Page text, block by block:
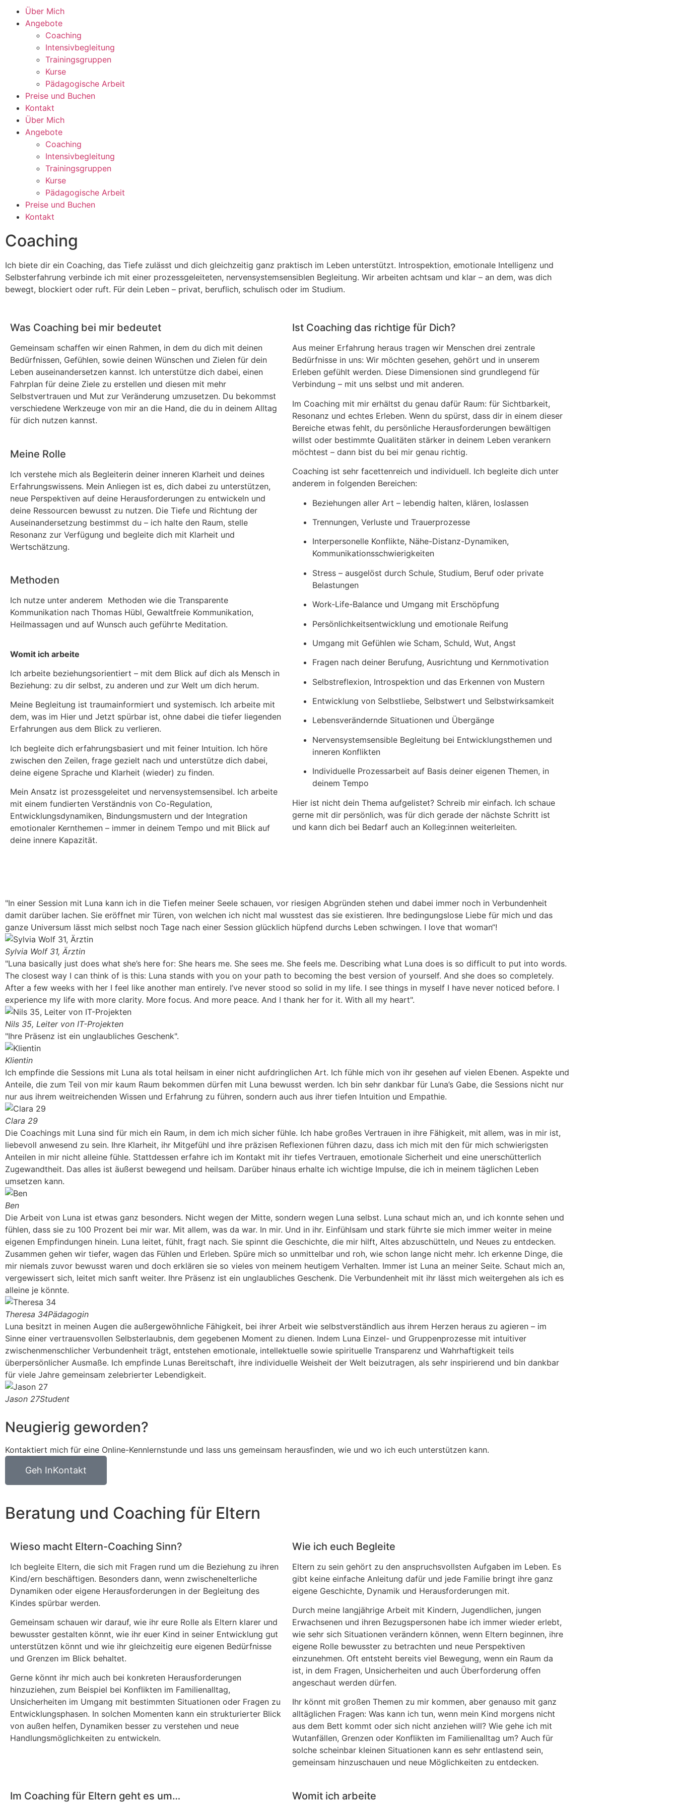
Über Mich
Angebote
Coaching
Intensivbegleitung
Trainingsgruppen
Kurse
Pädagogische Arbeit
Preise und Buchen
Kontakt
Über Mich
Angebote
Coaching
Intensivbegleitung
Trainingsgruppen
Kurse
Pädagogische Arbeit
Preise und Buchen
Kontakt
Coaching
Ich biete dir ein Coaching, das Tiefe zulässt und dich gleichzeitig ganz praktisch im Leben unterstützt. Introspektion, emotionale Intelligenz und
Selbsterfahrung verbinde ich mit einer prozessgeleiteten, nervensystemsensiblen Begleitung. Wir arbeiten achtsam und klar – an dem, was dich
bewegt, blockiert oder ruft. Für dein Leben – privat, beruflich, schulisch oder im Studium.
Was Coaching bei mir bedeutet
Gemeinsam schaffen wir einen Rahmen, in dem du dich mit deinen
Bedürfnissen, Gefühlen, sowie deinen Wünschen und Zielen für dein
Leben auseinandersetzen kannst. Ich unterstütze dich dabei, einen
Fahrplan für deine Ziele zu erstellen und diesen mit mehr
Selbstvertrauen und Mut zur Veränderung umzusetzen. Du bekommst
verschiedene Werkzeuge von mir an die Hand, die du in deinem Alltag
für dich nutzen kannst.
Meine Rolle
Ich verstehe mich als Begleiterin deiner inneren Klarheit und deines
Erfahrungswissens. Mein Anliegen ist es, dich dabei zu unterstützen,
neue Perspektiven auf deine Herausforderungen zu entwickeln und
deine Ressourcen bewusst zu nutzen. Die Tiefe und Richtung der
Auseinandersetzung bestimmst du – ich halte den Raum, stelle
Resonanz zur Verfügung und begleite dich mit Klarheit und
Wertschätzung.
Methoden
Ich nutze unter anderem Methoden wie die Transparente
Kommunikation nach Thomas Hübl, Gewaltfreie Kommunikation,
Heilmassagen und auf Wunsch auch geführte Meditation.
Womit ich arbeite
Ich arbeite beziehungsorientiert – mit dem Blick auf dich als Mensch in
Beziehung: zu dir selbst, zu anderen und zur Welt um dich herum.
Meine Begleitung ist traumainformiert und systemisch. Ich arbeite mit
dem, was im Hier und Jetzt spürbar ist, ohne dabei die tiefer liegenden
Erfahrungen aus dem Blick zu verlieren.
Ich begleite dich erfahrungsbasiert und mit feiner Intuition. Ich höre
zwischen den Zeilen, frage gezielt nach und unterstütze dich dabei,
deine eigene Sprache und Klarheit (wieder) zu finden.
Mein Ansatz ist prozessgeleitet und nervensystemsensibel. Ich arbeite
mit einem fundierten Verständnis von Co-Regulation,
Entwicklungsdynamiken, Bindungsmustern und der Integration
emotionaler Kernthemen – immer in deinem Tempo und mit Blick auf
deine innere Kapazität.
Ist Coaching das richtige für Dich?
Aus meiner Erfahrung heraus tragen wir Menschen drei zentrale
Bedürfnisse in uns: Wir möchten gesehen, gehört und in unserem
Erleben gefühlt werden. Diese Dimensionen sind grundlegend für
Verbindung – mit uns selbst und mit anderen.
Im Coaching mit mir erhältst du genau dafür Raum: für Sichtbarkeit,
Resonanz und echtes Erleben. Wenn du spürst, dass dir in einem dieser
Bereiche etwas fehlt, du persönliche Herausforderungen bewältigen
willst oder bestimmte Qualitäten stärker in deinem Leben verankern
möchtest – dann bist du bei mir genau richtig.
Coaching ist sehr facettenreich und individuell. Ich begleite dich unter
anderem in folgenden Bereichen:
Beziehungen aller Art – lebendig halten, klären, loslassen
Trennungen, Verluste und Trauerprozesse
Interpersonelle Konflikte, Nähe-Distanz-Dynamiken,
Kommunikationsschwierigkeiten
Stress – ausgelöst durch Schule, Studium, Beruf oder private
Belastungen
Work-Life-Balance und Umgang mit Erschöpfung
Persönlichkeitsentwicklung und emotionale Reifung
Umgang mit Gefühlen wie Scham, Schuld, Wut, Angst
Fragen nach deiner Berufung, Ausrichtung und Kernmotivation
Selbstreflexion, Introspektion und das Erkennen von Mustern
Entwicklung von Selbstliebe, Selbstwert und Selbstwirksamkeit
Lebensverändernde Situationen und Übergänge
Nervensystemsensible Begleitung bei Entwicklungsthemen und
inneren Konflikten
Individuelle Prozessarbeit auf Basis deiner eigenen Themen, in
deinem Tempo
Hier ist nicht dein Thema aufgelistet? Schreib mir einfach. Ich schaue
gerne mit dir persönlich, was für dich gerade der nächste Schritt ist
und kann dich bei Bedarf auch an Kolleg:innen weiterleiten.
"In einer Session mit Luna kann ich in die Tiefen meiner Seele schauen, vor riesigen Abgründen stehen und dabei immer noch in Verbundenheit
damit darüber lachen. Sie eröffnet mir Türen, von welchen ich nicht mal wusstest das sie existieren. Ihre bedingungslose Liebe für mich und das
ganze Universum lässt mich selbst noch Tage nach einer Session glücklich hüpfend durchs Leben schwingen. I love that woman“!
Sylvia Wolf 31, Ärztin
"Luna basically just does what she’s here for: She hears me. She sees me. She feels me. Describing what Luna does is so difficult to put into words.
The closest way I can think of is this: Luna stands with you on your path to becoming the best version of yourself. And she does so completely.
After a few weeks with her I feel like another man entirely. I’ve never stood so solid in my life. I see things in myself I have never noticed before. I
experience my life with more clarity. More focus. And more peace. And I thank her for it. With all my heart".
Nils 35, Leiter von IT-Projekten
"Ihre Präsenz ist ein unglaubliches Geschenk".
Klientin
Ich empfinde die Sessions mit Luna als total heilsam in einer nicht aufdringlichen Art. Ich fühle mich von ihr gesehen auf vielen Ebenen. Aspekte und
Anteile, die zum Teil von mir kaum Raum bekommen dürfen mit Luna bewusst werden. Ich bin sehr dankbar für Luna’s Gabe, die Sessions nicht nur
nur aus ihrem weitreichenden Wissen und Erfahrung zu führen, sondern auch aus ihrer tiefen Intuition und Empathie.
Clara 29
Die Coachings mit Luna sind für mich ein Raum, in dem ich mich sicher fühle. Ich habe großes Vertrauen in ihre Fähigkeit, mit allem, was in mir ist,
liebevoll anwesend zu sein. Ihre Klarheit, ihr Mitgefühl und ihre präzisen Reflexionen führen dazu, dass ich mich mit den für mich schwierigsten
Anteilen in mir nicht alleine fühle. Stattdessen erfahre ich im Kontakt mit ihr tiefes Vertrauen, emotionale Sicherheit und eine unerschütterlich
Zugewandtheit. Das alles ist äußerst bewegend und heilsam. Darüber hinaus erhalte ich wichtige Impulse, die ich in meinem täglichen Leben
umsetzen kann.
Ben
Die Arbeit von Luna ist etwas ganz besonders. Nicht wegen der Mitte, sondern wegen Luna selbst. Luna schaut mich an, und ich konnte sehen und
fühlen, dass sie zu 100 Prozent bei mir war. Mit allem, was da war. In mir. Und in ihr. Einfühlsam und stark führte sie mich immer weiter in meine
eigenen Empfindungen hinein. Luna leitet, fühlt, fragt nach. Sie spinnt die Geschichte, die mir hilft, Altes abzuschütteln, und Neues zu entdecken.
Zusammen gehen wir tiefer, wagen das Fühlen und Erleben. Spüre mich so unmittelbar und roh, wie schon lange nicht mehr. Ich erkenne Dinge, die
mir niemals zuvor bewusst waren und doch erklären sie so vieles von meinem heutigem Verhalten. Immer ist Luna an meiner Seite. Schaut mich an,
vergewissert sich, leitet mich sanft weiter. Ihre Präsenz ist ein unglaubliches Geschenk. Die Verbundenheit mit ihr lässt mich weitergehen als ich es
alleine je könnte.
Theresa 34Pädagogin
Luna besitzt in meinen Augen die außergewöhnliche Fähigkeit, bei ihrer Arbeit wie selbstverständlich aus ihrem Herzen heraus zu agieren – im
Sinne einer vertrauensvollen Selbsterlaubnis, dem gegebenen Moment zu dienen. Indem Luna Einzel- und Gruppenprozesse mit intuitiver
zwischenmenschlicher Verbundenheit trägt, entstehen emotionale, intellektuelle sowie spirituelle Transparenz und Wahrhaftigkeit teils
überpersönlicher Ausmaße. Ich empfinde Lunas Bereitschaft, ihre individuelle Weisheit der Welt beizutragen, als sehr inspirierend und bin dankbar
für viele Jahre gemeinsam zelebrierter Lebendigkeit.
Jason 27Student
Neugierig geworden?
Kontaktiert mich für eine Online-Kennlernstunde und lass uns gemeinsam herausfinden, wie und wo ich euch unterstützen kann.
Geh InKontakt
Beratung und Coaching für Eltern
Wieso macht Eltern-Coaching Sinn?
Ich begleite Eltern, die sich mit Fragen rund um die Beziehung zu ihren
Kind/ern beschäftigen. Besonders dann, wenn zwischenelterliche
Dynamiken oder eigene Herausforderungen in der Begleitung des
Kindes spürbar werden.
Gemeinsam schauen wir darauf, wie ihr eure Rolle als Eltern klarer und
bewusster gestalten könnt, wie ihr euer Kind in seiner Entwicklung gut
unterstützen könnt und wie ihr gleichzeitig eure eigenen Bedürfnisse
und Grenzen im Blick behaltet.
Gerne könnt ihr mich auch bei konkreten Herausforderungen
hinzuziehen, zum Beispiel bei Konflikten im Familienalltag,
Unsicherheiten im Umgang mit bestimmten Situationen oder Fragen zu
Entwicklungsphasen. In solchen Momenten kann ein strukturierter Blick
von außen helfen, Dynamiken besser zu verstehen und neue
Handlungsmöglichkeiten zu entwickeln.
Wie ich euch Begleite
Eltern zu sein gehört zu den anspruchsvollsten Aufgaben im Leben. Es
gibt keine einfache Anleitung dafür und jede Familie bringt ihre ganz
eigene Geschichte, Dynamik und Herausforderungen mit.
Durch meine langjährige Arbeit mit Kindern, Jugendlichen, jungen
Erwachsenen und ihren Bezugspersonen habe ich immer wieder erlebt,
wie sehr sich Situationen verändern können, wenn Eltern beginnen, ihre
eigene Rolle bewusster zu betrachten und neue Perspektiven
einzunehmen. Oft entsteht bereits viel Bewegung, wenn ein Raum da
ist, in dem Fragen, Unsicherheiten und auch Überforderung offen
angeschaut werden dürfen.
Ihr könnt mit großen Themen zu mir kommen, aber genauso mit ganz
alltäglichen Fragen: Was kann ich tun, wenn mein Kind morgens nicht
aus dem Bett kommt oder sich nicht anziehen will? Wie gehe ich mit
Wutanfällen, Grenzen oder Konflikten im Familienalltag um? Auch für
solche scheinbar kleinen Situationen kann es sehr entlastend sein,
gemeinsam hinzuschauen und neue Möglichkeiten zu entdecken.
Im Coaching für Eltern geht es um… Womit ich arbeite